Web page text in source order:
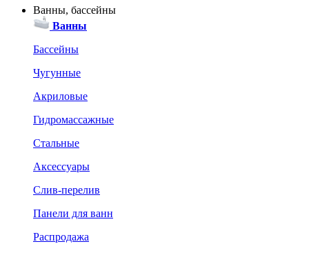
Ванны, бассейны
Ванны
Бассейны
Чугунные
Акриловые
Гидромассажные
Стальные
Аксессуары
Слив-перелив
Панели для ванн
Распродажа